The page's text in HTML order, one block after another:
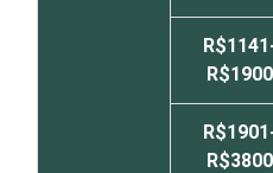
R$1900
R$3800